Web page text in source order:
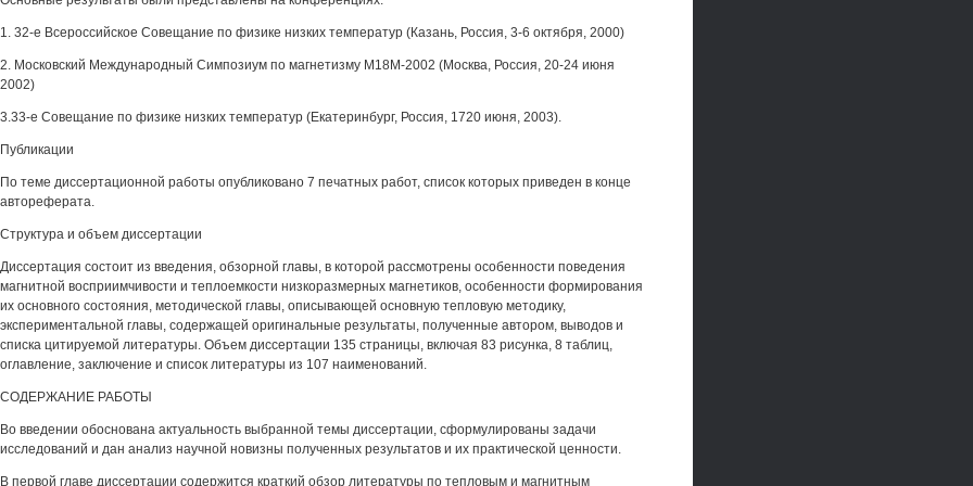
1. 32-е Всероссийское Совещание по физике низких температур (Казань, Россия, 3-6 октября, 2000)
2. Московский Международный Симпозиум по магнетизму М18М-2002 (Москва, Россия, 20-24 июня
2002)
3.33-е Совещание по физике низких температур (Екатеринбург, Россия, 1720 июня, 2003).
Публикации
По теме диссертационной работы опубликовано 7 печатных работ, список которых приведен в конце
автореферата.
Структура и объем диссертации
Диссертация состоит из введения, обзорной главы, в которой рассмотрены особенности поведения
магнитной восприимчивости и теплоемкости низкоразмерных магнетиков, особенности формирования
их основного состояния, методической главы, описывающей основную тепловую методику,
экспериментальной главы, содержащей оригинальные результаты, полученные автором, выводов и
списка цитируемой литературы. Объем диссертации 135 страницы, включая 83 рисунка, 8 таблиц,
оглавление, заключение и список литературы из 107 наименований.
СОДЕРЖАНИЕ РАБОТЫ
Во введении обоснована актуальность выбранной темы диссертации, сформулированы задачи
исследований и дан анализ научной новизны полученных результатов и их практической ценности.
В первой главе диссертации содержится краткий обзор литературы по тепловым и магнитным